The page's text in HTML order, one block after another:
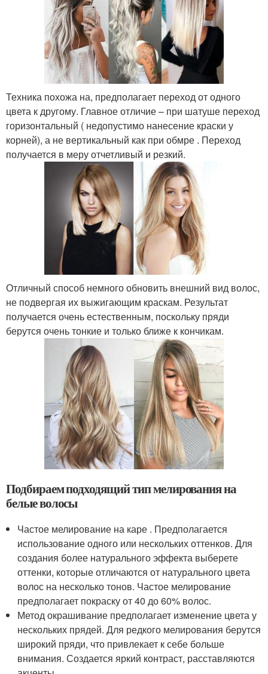
Техника похожа на, предполагает переход от одного
цвета к другому. Главное отличие – при шатуше переход
горизонтальный ( недопустимо нанесение краски у
корней), а не вертикальный как при обмре . Переход
получается в меру отчетливый и резкий.
Отличный способ немного обновить внешний вид волос,
не подвергая их выжигающим краскам. Результат
получается очень естественным, поскольку пряди
берутся очень тонкие и только ближе к кончикам.
Подбираем подходящий тип мелирования на
белые волосы
Частое мелирование на каре . Предполагается
использование одного или нескольких оттенков. Для
создания более натурального эффекта выберете
оттенки, которые отличаются от натурального цвета
волос на несколько тонов. Частое мелирование
предполагает покраску от 40 до 60% волос.
Метод окрашивание предполагает изменение цвета у
нескольких прядей. Для редкого мелирования берутся
широкий пряди, что привлекает к себе больше
внимания. Создается яркий контраст, расставляются